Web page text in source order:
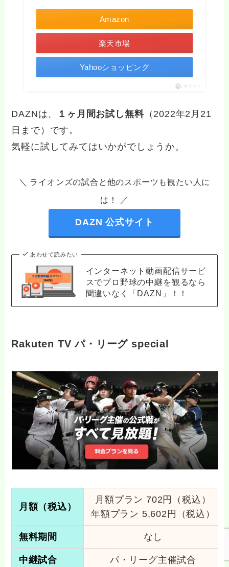
Amazon
楽天市場
Yahooショッピング
ポチップ
DAZNは、 １ヶ月間お試し無料（2022年2月21
日まで）です。
気軽に試してみてはいかがでしょうか。
＼ ライオンズの試合と他のスポーツも観たい人に
は！ ／
DAZN 公式サイト
あわせて読みたい
インターネット動画配信サービ
スでプロ野球の中継を観るなら
間違いなく「DAZN」！！
Rakuten TV パ・リーグ special
月額（税込）
月額プラン 702円（税込）
年額プラン 5,602円（税込）
無料期間 なし
中継試合 パ・リーグ主催試合